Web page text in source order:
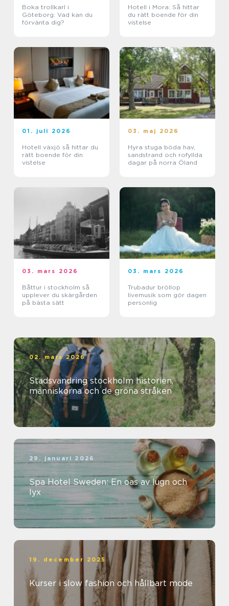
Boka trollkarl i
Göteborg: Vad kan du
förvänta dig?
Hotell i Mora: Så hittar
du rätt boende för din
vistelse
01. juli 2026
Hotell växjö så hittar du
rätt boende för din
vistelse
03. maj 2026
Hyra stuga böda hav,
sandstrand och rofyllda
dagar på norra Öland
03. mars 2026
Båttur i stockholm så
upplever du skärgården
på bästa sätt
03. mars 2026
Trubadur bröllop
livemusik som gör dagen
personlig
02. mars 2026
Stadsvandring stockholm historien,
människorna och de gröna stråken
29. januari 2026
Spa Hotel Sweden: En oas av lugn och
lyx
19. december 2025
Kurser i slow fashion och hållbart mode